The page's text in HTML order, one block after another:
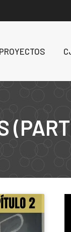
PROYECTOS